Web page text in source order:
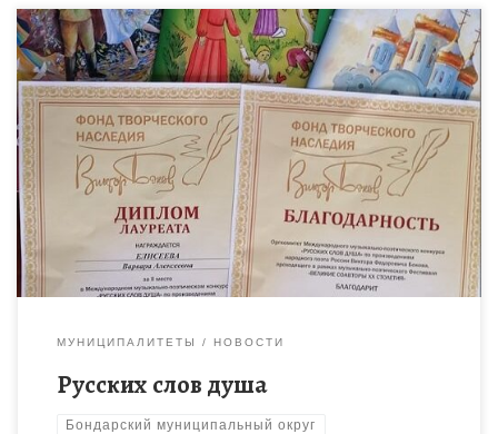
Вот уже второй год обучающиеся педагога дополнительного
образования Л.В.Плешаковой участвуют в Международном
музыкально-поэтическом конкурсе «Русских слов душа» по
произведениям народного поэта Виктора Бокова. Конкурс
проходит […]
МУНИЦИПАЛИТЕТЫ НОВОСТИ
Русских слов душа
Бондарский муниципальный округ